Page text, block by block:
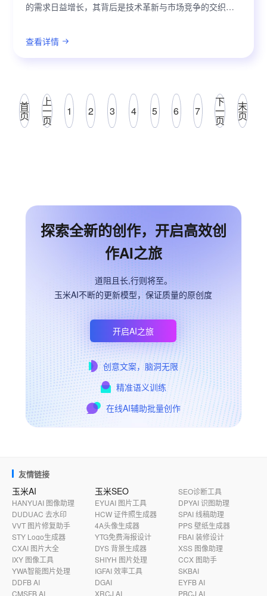
的需求日益增长，其背后是技术革新与市场竞争的交织。
查看详情
首
页
上
一
页
1 2 3 4 5 6 7
下
一
页
末
页
探索全新的创作，开启高效创
作AI之旅
道阻且长,行则将至。
玉米AI不断的更新模型，保证质量的原创度
开启AI之旅
创意文案，脑洞无限
精准语义训练
在线AI辅助批量创作
友情链接
玉米AI 玉米SEO
SEO诊断工具
HANYUAI 图像助理
EYUAI 图片工具
DPYAI 识图助理
DUDUAC 去水印
HCW 证件照生成器
SPAI 线稿助理
VVT 图片修复助手
4A头像生成器
PPS 壁纸生成器
STY Logo生成器
YTG免费海报设计
FBAI 装修设计
CXAI 图片大全
DYS 背景生成器
XSS 图像助理
IXY 图像工具
SHIYH 图片处理
CCX 图助手
YWA智能图片处理
IGFAI 效率工具
SKBAI
DDFB AI
DGAI
EYFB AI
CMSFB AI
XRCJ AI PBCJ AI